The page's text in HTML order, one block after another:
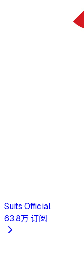
Suits Official
63.8万 订阅